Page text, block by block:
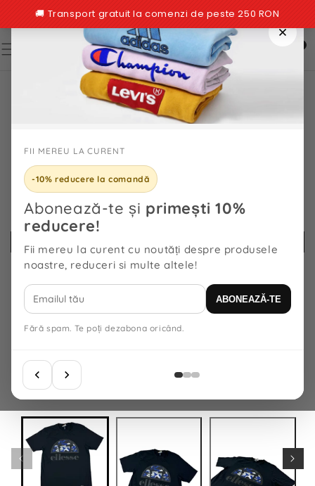
FII MEREU LA CURENT
-10% reducere la comandă
Abonează-te și primești 10%
reducere!
Fii mereu la curent cu noutăți despre produsele
noastre, reduceri si multe altele!
ABONEAZĂ-TE
Fără spam. Te poți dezabona oricând.
CONȚINUT